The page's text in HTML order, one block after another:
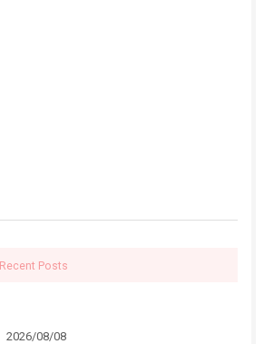
Recent Posts
2026/08/08